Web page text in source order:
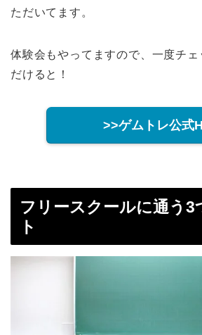
ただいてます。
体験会もやってますので、一度チェ
だけると！
>>ゲムトレ公式
フリースクールに通う3
ト